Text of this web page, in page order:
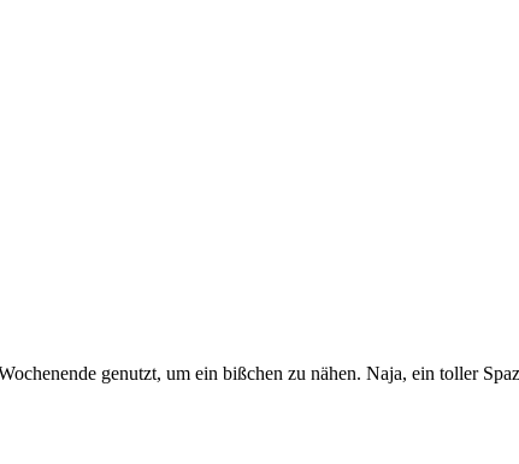
genutzt, um ein bißchen zu nähen. Naja, ein toller